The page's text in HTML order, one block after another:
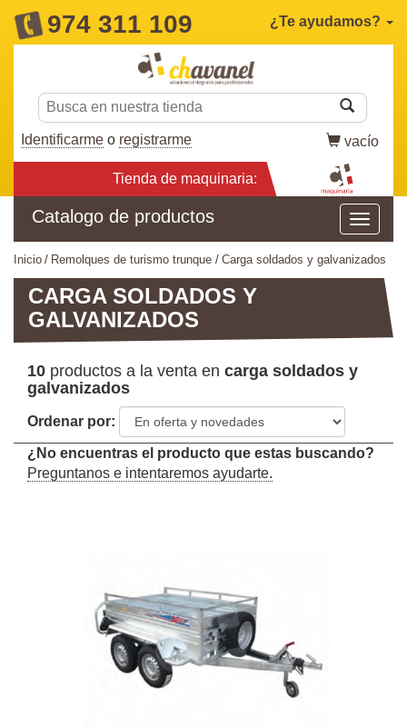
974 311 109 ¿Te ayudamos?
Identificarme o registrarme vacío
Tienda de maquinaria:
Catalogo de productos
inicio remolques de turismo trunque carga soldados y galvanizados
CARGA SOLDADOS Y
GALVANIZADOS
10 productos a la venta en carga soldados y
galvanizados
Ordenar por:
¿No encuentras el producto que estas buscando?
Preguntanos e intentaremos ayudarte.